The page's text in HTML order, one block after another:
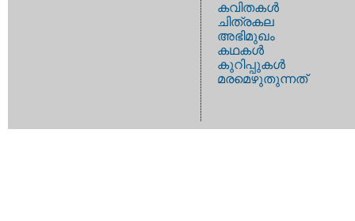
കവിതകള്‍
ചിത്രകല
അഭിമുഖം
കഥകള്‍
കുറിപ്പുകള്‍
മരമെഴുതുന്നത്